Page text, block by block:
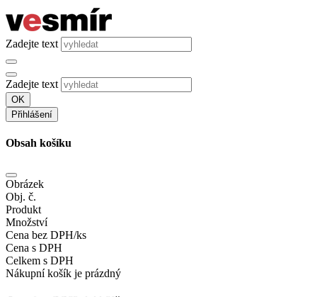
Zadejte text
Zadejte text
OK
Přihlášení
Obsah košíku
Obrázek
Obj. č.
Produkt
Množství
Cena bez DPH/ks
Cena s DPH
Celkem s DPH
Nákupní košík je prázdný